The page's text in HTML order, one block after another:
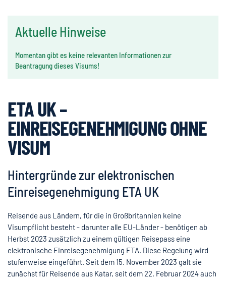
Aktuelle Hinweise
Momentan gibt es keine relevanten Informationen zur
Beantragung dieses Visums!
ETA UK –
EINREISEGENEHMIGUNG OHNE
VISUM
Hintergründe zur elektronischen
Einreisegenehmigung ETA UK
Reisende aus Ländern, für die in Großbritannien keine
Visumpflicht besteht - darunter alle EU-Länder - benötigen ab
Herbst 2023 zusätzlich zu einem gültigen Reisepass eine
elektronische Einreisegenehmigung ETA. Diese Regelung wird
stufenweise eingeführt. Seit dem 15. November 2023 galt sie
zunächst für Reisende aus Katar, seit dem 22. Februar 2024 auch